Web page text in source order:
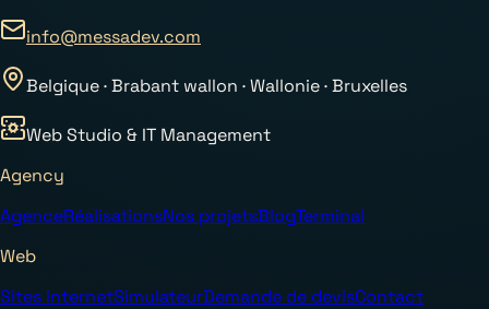
info@messadev.com
Belgique · Brabant wallon · Wallonie · Bruxelles
Web Studio & IT Management
Agency
AgenceRéalisationsNos projetsBlogTerminal
Web
Sites internetSimulateurDemande de devisContact